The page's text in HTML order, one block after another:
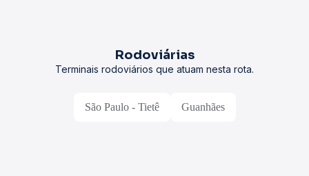
Rodoviárias
Terminais rodoviários que atuam nesta rota.
São Paulo - Tietê Guanhães